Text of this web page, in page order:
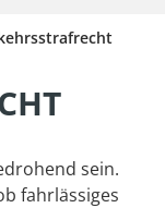
sein.
fahrlässiges